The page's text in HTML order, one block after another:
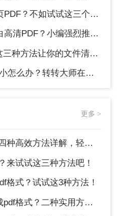
？不如试试这三个方法！
？小编强烈推荐这三种方法！
法让你的文件清晰无比！
办？转转大师在线搞定
更多 >
法详解，轻松搞定格式转换！
来试试这三种方法吧！
格式？试试这3种方法！
式？二种实用方法详解！